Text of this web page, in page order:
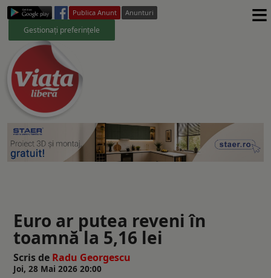
Publica Anunt Anunturi
Gestionați preferințele ≡
Euro ar putea reveni în
toamnă la 5,16 lei
Scris de Radu Georgescu
Joi, 28 Mai 2026 20:00